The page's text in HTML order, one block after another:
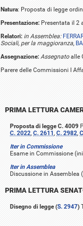
Natura: Proposta di legge
Presentazione: Presentata il 2
Relatori: in Assemblea:
Sociali, per la maggioranza,
Assegnazione: Assegnatoalle
Parere delle Commissioni I
PRIMA LETTURA
Proposta di legge C. 4009
C. 2022, C. 2611 , C. 2982,
Iter in Commissione
Esame in Commissione
Iter in Assemblea
Discussione in
PRIMA LETTURA
Disegno di legge (S. 2947)